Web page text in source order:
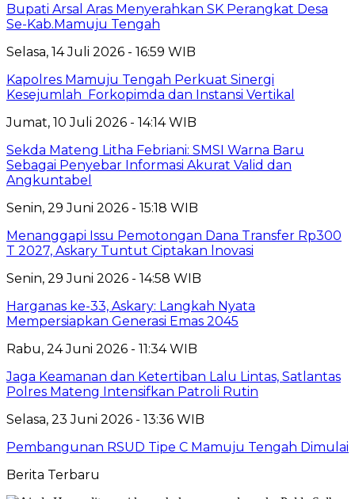
Bupati Arsal Aras Menyerahkan SK Perangkat Desa
Se-Kab.Mamuju Tengah
Selasa, 14 Juli 2026 - 16:59 WIB
Kapolres Mamuju Tengah Perkuat Sinergi
Kesejumlah Forkopimda dan Instansi Vertikal
Jumat, 10 Juli 2026 - 14:14 WIB
Sekda Mateng Litha Febriani: SMSI Warna Baru
Sebagai Penyebar Informasi Akurat Valid dan
Angkuntabel
Senin, 29 Juni 2026 - 15:18 WIB
Menanggapi Issu Pemotongan Dana Transfer Rp300
T 2027, Askary Tuntut Ciptakan lnovasi
Senin, 29 Juni 2026 - 14:58 WIB
Harganas ke-33, Askary: Langkah Nyata
Mempersiapkan Generasi Emas 2045
Rabu, 24 Juni 2026 - 11:34 WIB
Jaga Keamanan dan Ketertiban Lalu Lintas, Satlantas
Polres Mateng Intensifkan Patroli Rutin
Selasa, 23 Juni 2026 - 13:36 WIB
Pembangunan RSUD Tipe C Mamuju Tengah Dimulai
Berita Terbaru